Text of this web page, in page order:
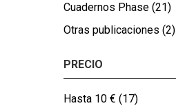
Cuadernos Phase (21)
Otras publicaciones (2)
PRECIO
Hasta 10 € (17)